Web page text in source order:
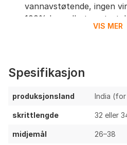
vannavstøtende, ingen
100% bomull uten
bevegelig enn blandinger
Kan krølle mer enn
Begrensede benlengder
tilpasningsutfordringer
Oppsummering &
Chuck Regular ChinoTwill er
VIS MER
Spesifikasjon
produksjonsland India
skrittlengde 32 eller
midjemål 26–38